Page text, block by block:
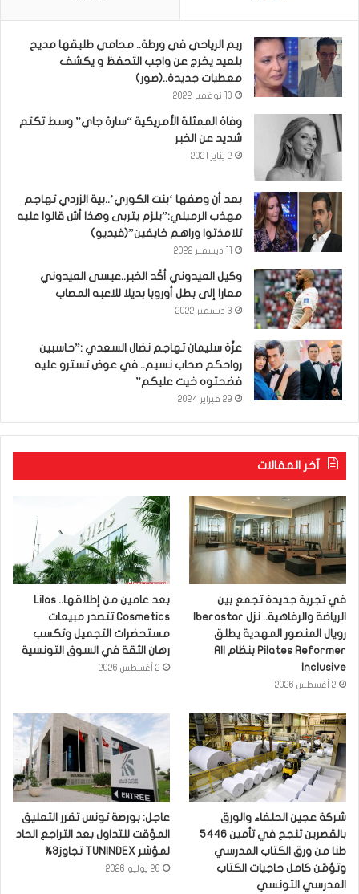
ريم الرياحي في ورطة.. محامي طليقها مديح
بلعيد يخرج عن واجب التحفظ و يكشف
معطيات جديدة..(صور)
13 نوفمبر 2022
وفاة الممثلة الأمريكية “سارة جاي” وسط تكتم
شديد عن الخبر
2 يناير 2021
بعد أن وصفها ‘بنت الكوري’..بية الزردي تهاجم
مهذب الرميلي:”يلزم يتربى وهذا أش قالوا عليه
تلامذتوا وراهم خايفين”(فيديو)
وكيل العيدوني أكّد الخبر..عيسى العيدوني
معارا إلى بطل أوروبا بديلا للاعبه المصاب
3 ديسمبر 2022
عزّة سليمان تهاجم نضال السعدي :”حاسبين
رواحكم صحاب نسيم.. في عوض تسترو عليه
فضحتوه خيت عليكم”
29 فبراير 2024
آخر المقالات
في تجربة جديدة تجمع بين
رويال المنصور المهدية يطلق
Pilates Reformer بنظام All
Inclusive
2 أغسطس 2026
بعد عامين من إطلاقها.. Lilas
Cosmetics تتصدر مبيعات
مستحضرات التجميل وتكسب
رهان الثقة في السوق التونسية
2 أغسطس 2026
شركة عجين الحلفاء والورق
بالقصرين تنجح في تأمين 5446
طنا من ورق الكتاب المدرسي
وتؤمّن كامل حاجيات الكتاب
المدرسي التونسي
عاجل: بورصة تونس تقرر التعليق
المؤقت للتداول بعد التراجع الحاد
لمؤشر TUNINDEX تجاوز3%
28 يوليو 2026